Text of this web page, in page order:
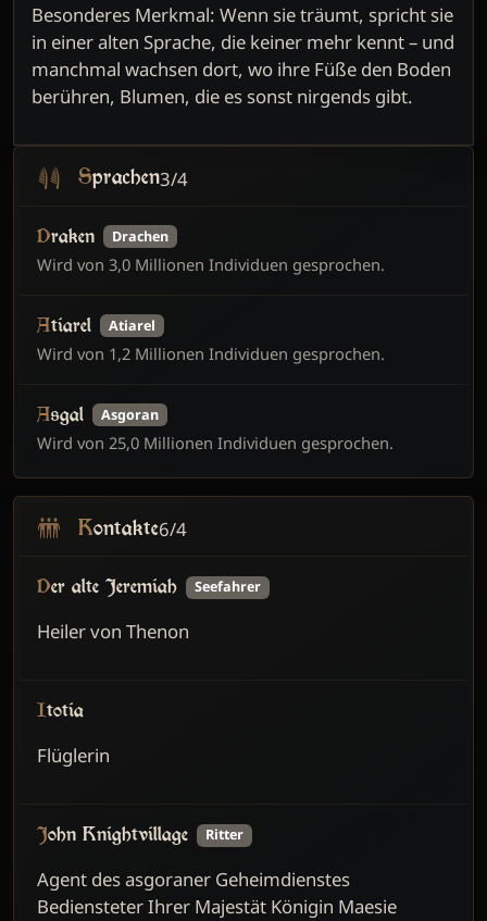
Besonderes Merkmal: Wenn sie träumt, spricht sie
in einer alten Sprache, die keiner mehr kennt – und
manchmal wachsen dort, wo ihre Füße den Boden
berühren, Blumen, die es sonst nirgends gibt.
Sprachen3/4
Draken Drachen
Wird von 3,0 Millionen Individuen gesprochen.
Atiarel Atiarel
Wird von 1,2 Millionen Individuen gesprochen.
Asgal Asgoran
Wird von 25,0 Millionen Individuen gesprochen.
Kontakte6/4
Der alte Jeremiah Seefahrer
Heiler von Thenon
Itotia
Flüglerin
John Knightvillage Ritter
Agent des asgoraner Geheimdienstes
Bediensteter Ihrer Majestät Königin Maesie